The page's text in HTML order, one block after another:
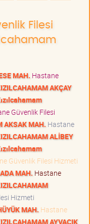
Filesi
MAH. Hastane
AKÇAY
Güvenlik Filesi
AKSAK MAH. Hastane
ALİBEY
Güvenlik Filesi Hizmeti
MAH. Hastane
Hizmeti
MAH. Hastane
AYVACIK